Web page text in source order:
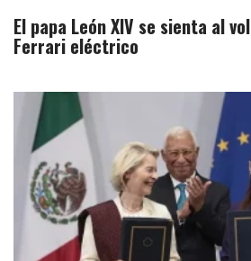
El papa León XIV se sienta al
Ferrari eléctrico